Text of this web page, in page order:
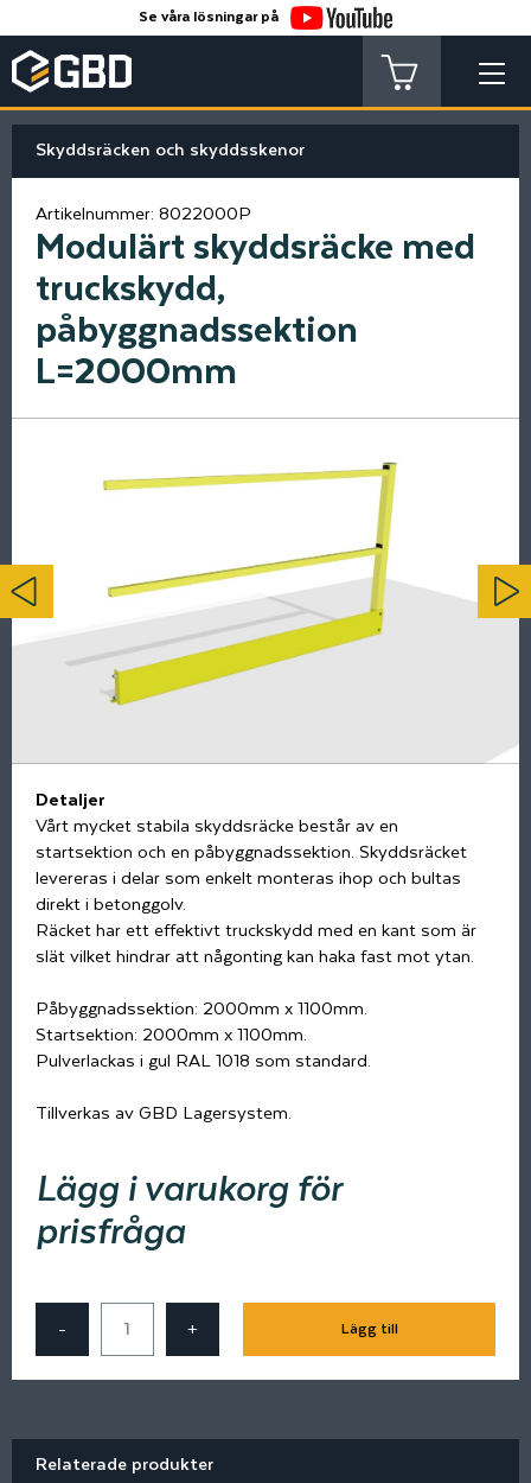
Se våra lösningar på
Skyddsräcken och skyddsskenor
Artikelnummer: 8022000P
Modulärt skyddsräcke med
truckskydd,
påbyggnadssektion
L=2000mm
Detaljer
Vårt mycket stabila skyddsräcke består av en
startsektion och en påbyggnadssektion. Skyddsräcket
levereras i delar som enkelt monteras ihop och bultas
direkt i betonggolv.
Räcket har ett effektivt truckskydd med en kant som är
slät vilket hindrar att någonting kan haka fast mot ytan.
Påbyggnadssektion: 2000mm x 1100mm.
Startsektion: 2000mm x 1100mm.
Pulverlackas i gul RAL 1018 som standard.
Tillverkas av GBD Lagersystem.
Lägg i varukorg för
prisfråga
- + Lägg till
Relaterade produkter